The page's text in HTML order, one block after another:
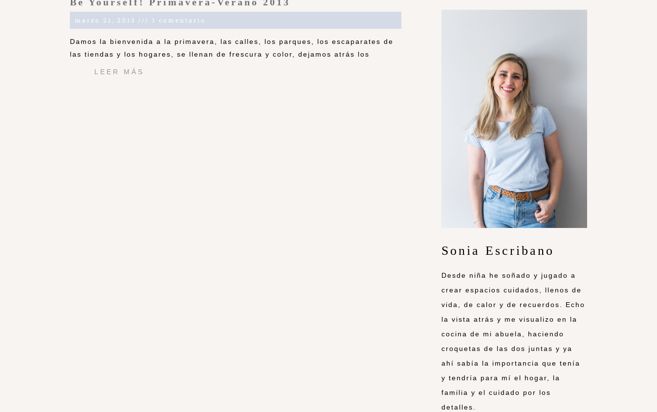
marzo 21, 2013 1 comentario
Damos la bienvenida a la primavera, las calles, los parques, los escaparates de
las tiendas y los hogares, se llenan de frescura y color, dejamos atrás los
LEER MÁS
Sonia Escribano
Desde niña he soñado y jugado a
crear espacios cuidados, llenos de
vida, de calor y de recuerdos. Echo
la vista atrás y me visualizo en la
cocina de mi abuela, haciendo
croquetas de las dos juntas y ya
ahí sabía la importancia que tenía
y tendría para mí el hogar, la
familia y el cuidado por los
detalles.